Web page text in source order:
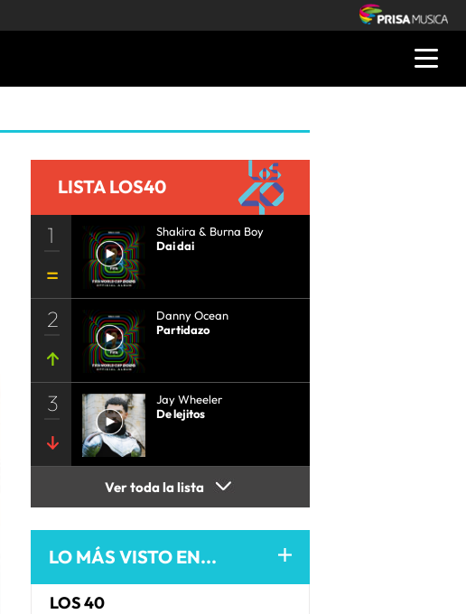
LISTA LOS40
1
Shakira & Burna Boy
Dai dai
2
Danny Ocean
Partidazo
3
Jay Wheeler
De lejitos
Ver toda la lista
LO MÁS VISTO EN...
LOS 40